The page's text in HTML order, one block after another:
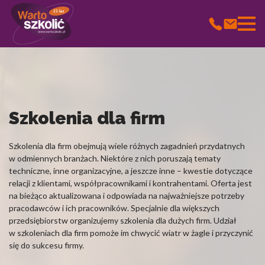
15 lat
Szkolenia dla firm
Szkolenia dla firm obejmują wiele różnych zagadnień przydatnych
w odmiennych branżach. Niektóre z nich poruszają tematy
techniczne, inne organizacyjne, a jeszcze inne – kwestie dotyczące
relacji z klientami, współpracownikami i kontrahentami. Oferta jest
na bieżąco aktualizowana i odpowiada na najważniejsze potrzeby
pracodawców i ich pracowników. Specjalnie dla większych
przedsiębiorstw organizujemy szkolenia dla dużych firm. Udział
w szkoleniach dla firm pomoże im chwycić wiatr w żagle i przyczynić
się do sukcesu firmy.
Wykorzystujemy pliki cookie do spersonalizowania treści i
uzyskanymi podczas korzystania z ich usług.
Niezbędne
Niezbędne pliki cookie mają kluczowe znaczenie dla
podstawowych funkcji witryny i witryna nie będzie działać w
zamierzony sposób bez nich. Te pliki cookie nie przechowują
żadnych danych umożliwiających identyfikację osoby.
Preferencje